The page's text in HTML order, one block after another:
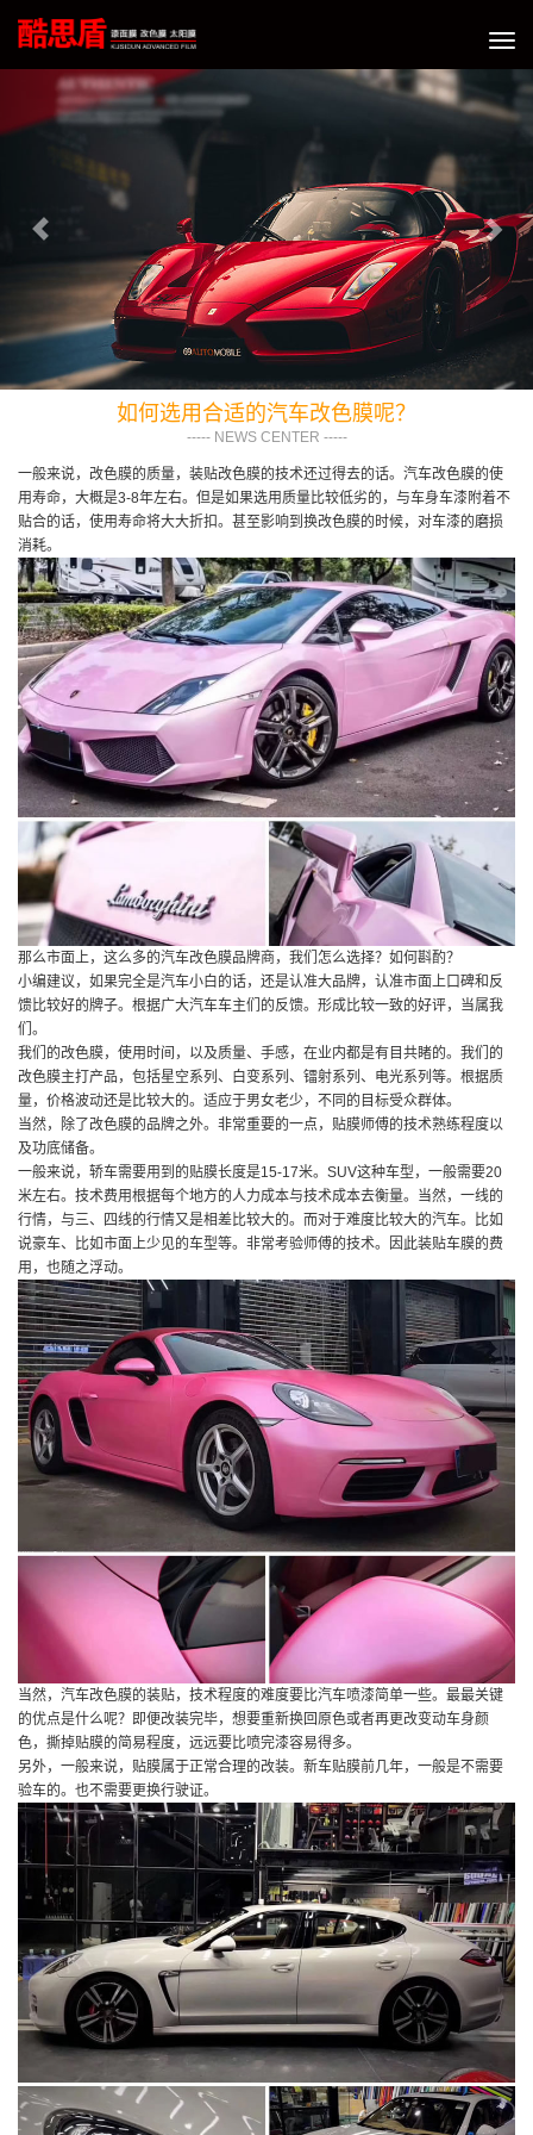
切
换
航
Previous
如何选用合适的汽车改色膜呢？
----- NEWS CENTER -----
一般来说，改色膜的质量，装贴改色膜的技术还过得去的话。汽车改色膜的使
用寿命，大概是3-8年左右。但是如果选用质量比较低劣的，与车身车漆附着不
贴合的话，使用寿命将大大折扣。甚至影响到换改色膜的时候，对车漆的磨损
消耗。
那么市面上，这么多的汽车改色膜品牌商，我们怎么选择？如何斟酌？
小编建议，如果完全是汽车小白的话，还是认准大品牌，认准市面上口碑和反
馈比较好的牌子。根据广大汽车车主们的反馈。形成比较一致的好评，当属我
们。
我们的改色膜，使用时间，以及质量、手感，在业内都是有目共睹的。我们的
改色膜主打产品，包括星空系列、白变系列、镭射系列、电光系列等。根据质
量，价格波动还是比较大的。适应于男女老少，不同的目标受众群体。
当然，除了改色膜的品牌之外。非常重要的一点，贴膜师傅的技术熟练程度以
及功底储备。
一般来说，轿车需要用到的贴膜长度是15-17米。SUV这种车型，一般需要20
米左右。技术费用根据每个地方的人力成本与技术成本去衡量。当然，一线的
行情，与三、四线的行情又是相差比较大的。而对于难度比较大的汽车。比如
说豪车、比如市面上少见的车型等。非常考验师傅的技术。因此装贴车膜的费
用，也随之浮动。
当然，汽车改色膜的装贴，技术程度的难度要比汽车喷漆简单一些。最最关键
的优点是什么呢？即便改装完毕，想要重新换回原色或者再更改变动车身颜
色，撕掉贴膜的简易程度，远远要比喷完漆容易得多。
另外，一般来说，贴膜属于正常合理的改装。新车贴膜前几年，一般是不需要
验车的。也不需要更换行驶证。